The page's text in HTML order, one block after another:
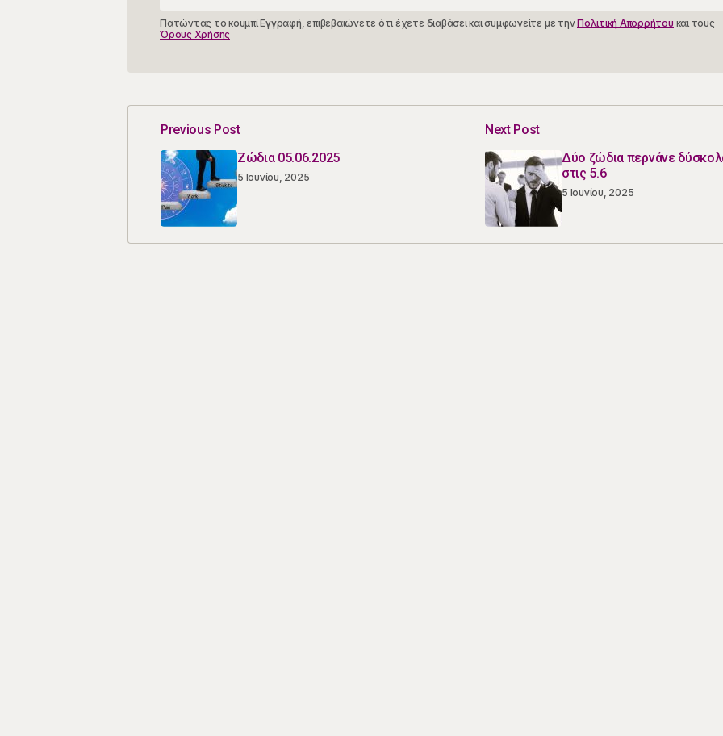
Πατώντας το κουμπί Εγγραφή, επιβεβαιώνετε ότι έχετε διαβάσει και συμφωνείτε με τηνΠολιτική Απορρήτου και τους
Όρους Χρήσης
Previous Post
Ζώδια 05.06.2025
5 Ιουνίου, 2025
Next Post
Δύο ζώδια περνάνε
στις 5.6
5 Ιουνίου, 2025